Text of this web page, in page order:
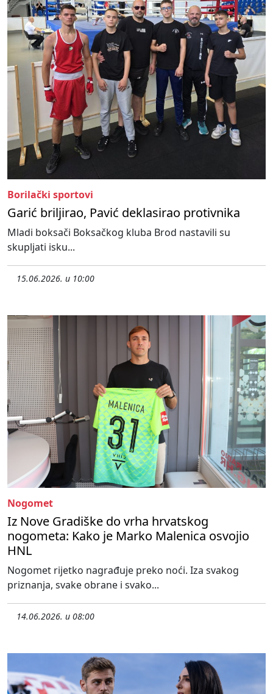
Borilački sportovi
Garić briljirao, Pavić deklasirao protivnika
Mladi boksači Boksačkog kluba Brod nastavili su
skupljati isku...
15.06.2026. u 10:00
Nogomet
Iz Nove Gradiške do vrha hrvatskog
nogometa: Kako je Marko Malenica osvojio
HNL
Nogomet rijetko nagrađuje preko noći. Iza svakog
priznanja, svake obrane i svako...
14.06.2026. u 08:00